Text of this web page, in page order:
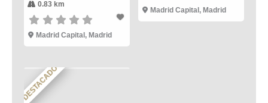
0.83 km
Madrid Capital, Madrid
Madrid Capital, Madrid
DESTACADO